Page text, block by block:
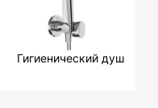
Гигиенический душ